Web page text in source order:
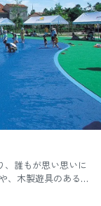
、誰もが思い思いに
、木製遊具のある芝